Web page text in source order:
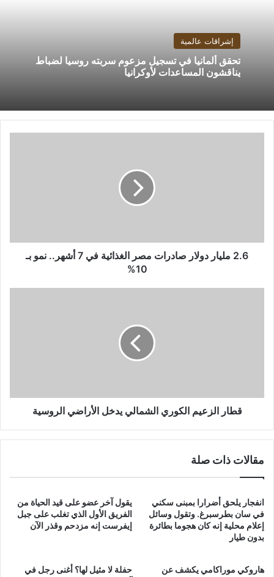
إشراقات عالمية
تحقق ألمانيا في تسجيل مزعوم سربته روسيا لضباط
يناقشون المساعدات لأوكرانيا
أشهر..
2.6 مليار دولار صادرات مصر الغذائية في 7 أشهر.. نمو بـ
10%
قطار الزعيم الكوري الشمالي يدخل الأراضي الروسية
مقالات ذات صلة
انفجار يلحق أضرارا بمبنى سكني
في سان بطرسبرغ. وتقول وسائل
إعلام محلية إنه كان هجوما بطائرة
بدون طيار
يقول آخر عضو على قيد الحياة من
الفريق الأول الذي تغلب على جبل
إيفرست إنه مزدحم وقذر الآن
هاروكي موراكامي يكشف عن
حفلة لا مثيل لها؟ أغنى رجل في